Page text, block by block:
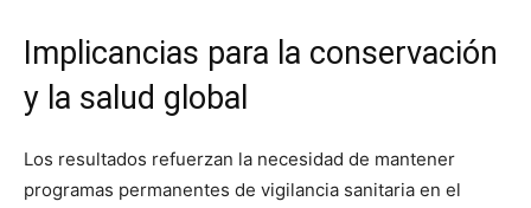
Implicancias para la conservación
y la salud global
Los resultados refuerzan la necesidad de mantener
programas permanentes de vigilancia sanitaria en el